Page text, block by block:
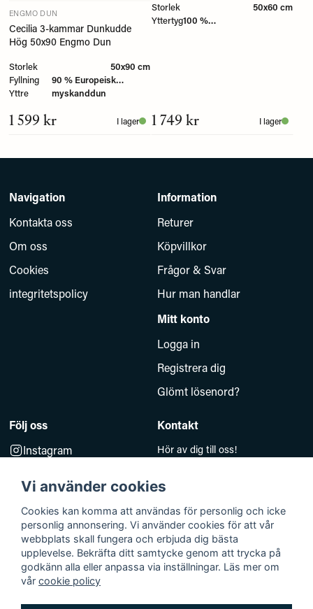
ENGMO DUN
Cecilia 3-kammar Dunkudde
Hög 50x90 Engmo Dun
Storlek
50x90 cm
Fyllning
Yttre
90 % Europeisk
myskanddun
1 599 kr I lager
Storlek
50x60 cm
Yttertyg100 %
1 749 kr I lager
Navigation
Kontakta oss
Om oss
Cookies
integritetspolicy
Information
Returer
Köpvillkor
Frågor & Svar
Hur man handlar
Mitt konto
Logga in
Registrera dig
Glömt lösenord?
Följ oss
Instagram
Kontakt
Hör av dig till oss!
kundsupport@baddkompaniet.se
Telefon:044-813 00
Org.nr 5594278177
Björkhagavägen 11
28832 Vinslöv
Vi använder cookies
Cookies kan komma att användas för personlig och icke
personlig annonsering. Vi använder cookies för att vår
webbplats skall fungera och erbjuda dig bästa
upplevelse. Bekräfta ditt samtycke genom att trycka på
godkänn alla eller anpassa via inställningar. Läs mer om
vår cookie policy